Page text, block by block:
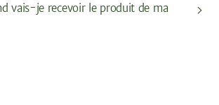
vais-je recevoir le produit de ma